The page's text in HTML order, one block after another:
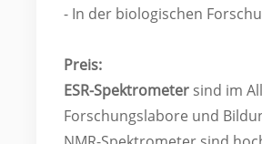
- In der biologischen
Preis:
ESR-Spektrometer sind im
Forschungslabore und